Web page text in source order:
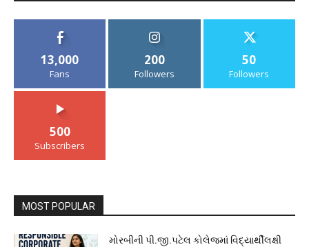
13,000
Fans
200
Followers
50
Followers
500
Subscribers
MOST POPULAR
મોરબીની પી.જી.પટેલ કોલેજમાં વિદ્યાર્થીલક્ષી